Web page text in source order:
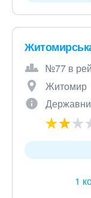
№77 в
Житомир
1